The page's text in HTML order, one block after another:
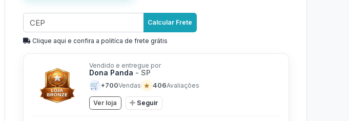
Calcular Frete
Clique aqui e confira a politíca de frete grátis
Vendido e entregue por
Dona Panda - SP
🛒 +700Vendas ★ 406Avaliações
Ver loja Seguir